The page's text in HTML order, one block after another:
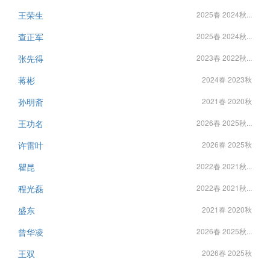
王荣生 2025春 2024秋...
查正军 2025春 2024秋...
张先得 2023春 2022秋...
蒋彬 2024春 2023秋
孙明斋 2021春 2020秋
王功名 2026春 2025秋...
许雷叶 2026春 2025秋
瞿昆 2022春 2021秋...
程光磊 2022春 2021秋...
盛东 2021春 2020秋
曾华凌 2026春 2025秋...
王双 2026春 2025秋